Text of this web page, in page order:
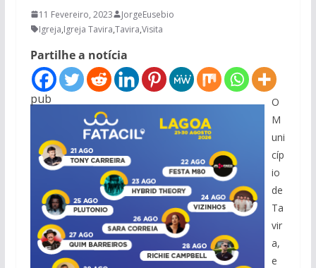
11 Fevereiro, 2023
JorgeEusebio
Igreja,Igreja Tavira,Tavira,Visita
Partilhe a notícia
pub
O
M
uni
cíp
io
de
Ta
vir
a,
e